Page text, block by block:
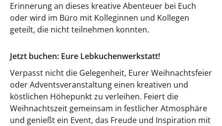
Erinnerung an dieses kreative Abenteuer bei Euch
oder wird im Büro mit Kolleginnen und Kollegen
geteilt, die nicht teilnehmen konnten.
Jetzt buchen: Eure Lebkuchenwerkstatt!
Verpasst nicht die Gelegenheit, Eurer Weihnachtsfeier
oder Adventsveranstaltung einen kreativen und
köstlichen Höhepunkt zu verleihen. Feiert die
Weihnachtszeit gemeinsam in festlicher Atmosphäre
und genießt ein Event, das Freude und Inspiration mit